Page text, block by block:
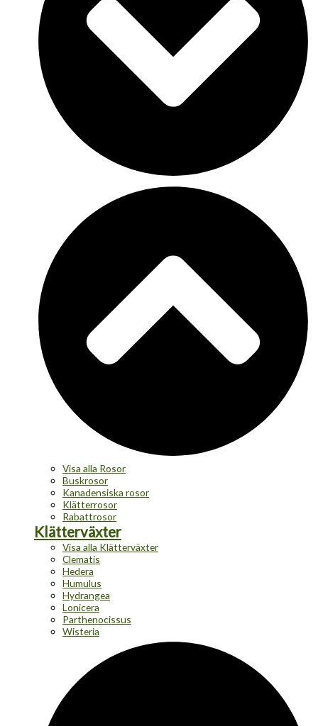
Visa alla Rosor
Buskrosor
Kanadensiska rosor
Klätterrosor
Rabattrosor
Klätterväxter
Visa alla Klätterväxter
Clematis
Hedera
Humulus
Hydrangea
Lonicera
Parthenocissus
Wisteria